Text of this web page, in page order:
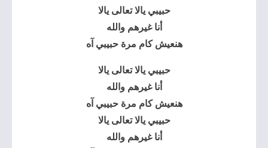
حبيبي يالا تعالى يالا
أنا غيرهم والله
هنعيش كام مرة حبيبي آه
حبيبي يالا تعالى يالا
أنا غيرهم والله
هنعيش كام مرة حبيبي آه
حبيبي يالا تعالى يالا
أنا غيرهم والله